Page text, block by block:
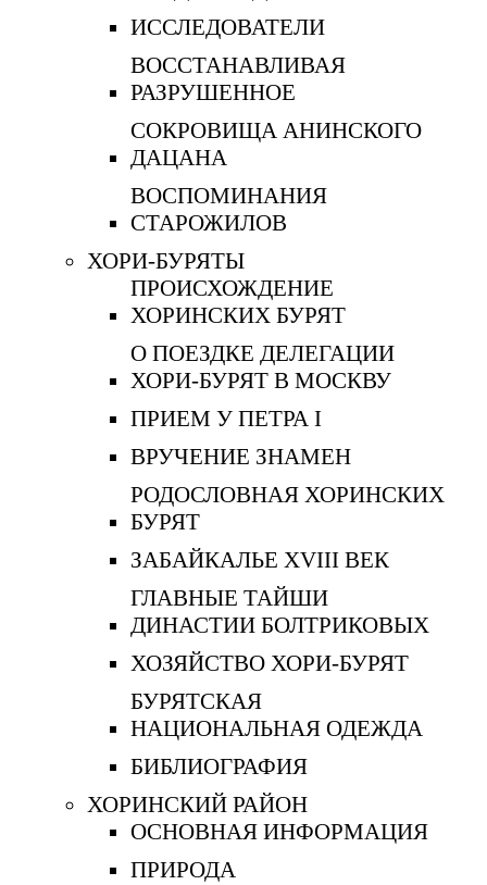
ИССЛЕДОВАТЕЛИ
ВОССТАНАВЛИВАЯ
РАЗРУШЕННОЕ
СОКРОВИЩА АНИНСКОГО
ДАЦАНА
ВОСПОМИНАНИЯ
СТАРОЖИЛОВ
ХОРИ-БУРЯТЫ
ПРОИСХОЖДЕНИЕ
ХОРИНСКИХ БУРЯТ
О ПОЕЗДКЕ ДЕЛЕГАЦИИ
ХОРИ-БУРЯТ В МОСКВУ
ПРИЕМ У ПЕТРА I
ВРУЧЕНИЕ ЗНАМЕН
РОДОСЛОВНАЯ ХОРИНСКИХ
БУРЯТ
ЗАБАЙКАЛЬЕ XVIII ВЕК
ГЛАВНЫЕ ТАЙШИ
ДИНАСТИИ БОЛТРИКОВЫХ
ХОЗЯЙСТВО ХОРИ-БУРЯТ
БУРЯТСКАЯ
НАЦИОНАЛЬНАЯ ОДЕЖДА
БИБЛИОГРАФИЯ
ХОРИНСКИЙ РАЙОН
ОСНОВНАЯ ИНФОРМАЦИЯ
ПРИРОДА